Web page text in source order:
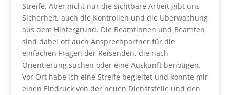
Streife. Aber nicht nur die sichtbare Arbeit gibt uns
Sicherheit, auch die Kontrollen und die Überwachung
aus dem Hintergrund. Die Beamtinnen und Beamten
sind dabei oft auch Ansprechpartner für die
einfachen Fragen der Reisenden, die nach
Orientierung suchen oder eine Auskunft benötigen.
Vor Ort habe ich eine Streife begleitet und konnte mir
einen Eindruck von der neuen Dienststelle und den